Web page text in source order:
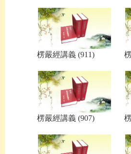
楞嚴經講義 (911)
楞嚴經講義 (907)